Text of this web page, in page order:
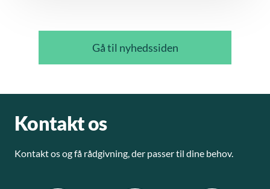
Gå til nyhedssiden
Kontakt os
Kontakt os og få rådgivning, der passer til dine behov.